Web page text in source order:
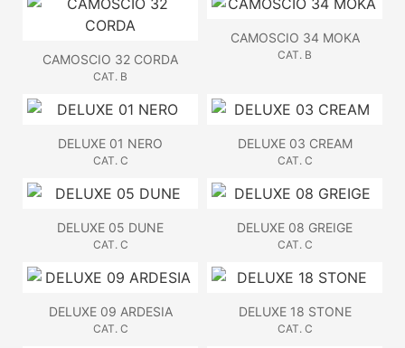
CAMOSCIO 32 CORDA
CAT. B
CAMOSCIO 34 MOKA
CAT. B
DELUXE 01 NERO
CAT. C
DELUXE 03 CREAM
CAT. C
DELUXE 05 DUNE
CAT. C
DELUXE 08 GREIGE
CAT. C
DELUXE 09 ARDESIA
CAT. C
DELUXE 18 STONE
CAT. C